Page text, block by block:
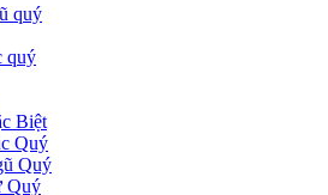
quý
quý
Biệt
Quý
Quý
Quý